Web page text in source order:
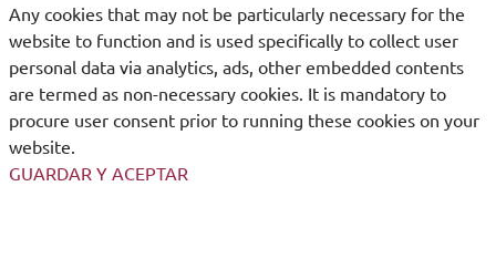
Any cookies that may not be particularly necessary for the
website to function and is used specifically to collect user
personal data via analytics, ads, other embedded contents
are termed as non-necessary cookies. It is mandatory to
procure user consent prior to running these cookies on your
website.
GUARDAR Y ACEPTAR